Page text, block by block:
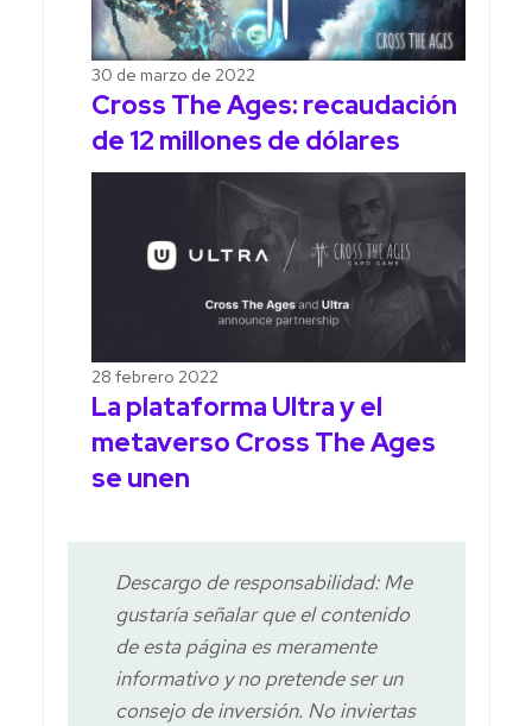
30 de marzo de 2022
Cross The Ages: recaudación
de 12 millones de dólares
28 febrero 2022
La plataforma Ultra y el
metaverso Cross The Ages
se unen
Descargo de responsabilidad: Me
gustaría señalar que el contenido
de esta página es meramente
informativo y no pretende ser un
consejo de inversión. No inviertas